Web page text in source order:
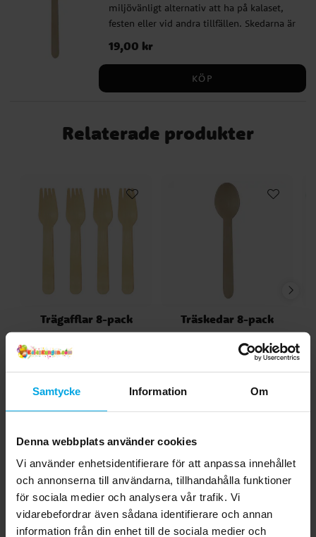
Samtycke Information Om
Denna webbplats använder cookies
Vi använder enhetsidentifierare för att anpassa innehållet
och annonserna till användarna, tillhandahålla funktioner
för sociala medier och analysera vår trafik. Vi
vidarebefordrar även sådana identifierare och annan
information från din enhet till de sociala medier och
miljövänligt alternativ att ha på kalaset,
festen eller vid andra tillfällen. Skedarna är
ca 16 cm långa.
Pris:19,00 kr
19,00 kr
KÖP
Relaterade produkter
Trägafflar 8-pack
Pris19,00 kr
KÖP
Träskedar 8-pack
19,00 kr
19,00 kr
Andra köpte även